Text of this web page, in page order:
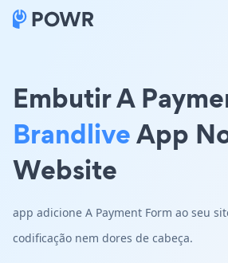
Embutir A
BrandliveApp
Website
app adicione A Payment Form ao seu
codificação nem dores de cabeça.